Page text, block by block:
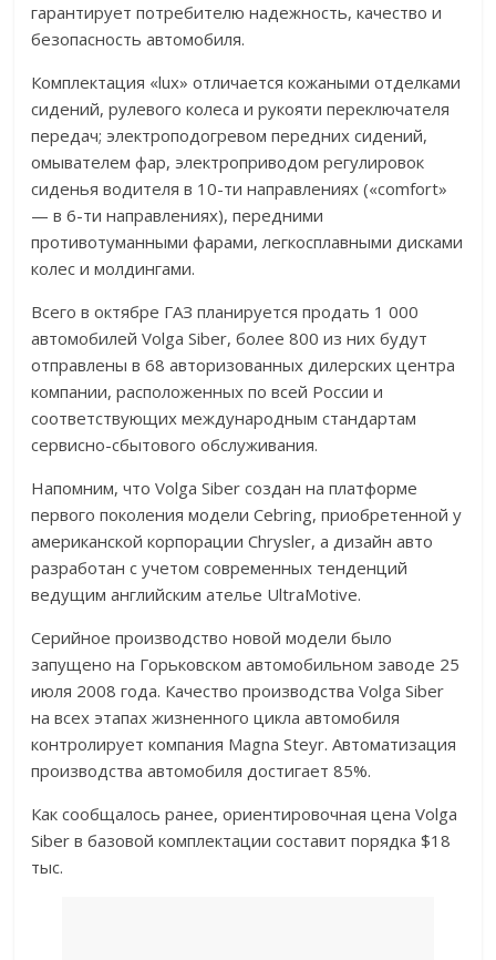
гарантирует потребителю надежность, качество и
безопасность автомобиля.
Комплектация «lux» отличается кожаными отделками
сидений, рулевого колеса и рукояти переключателя
передач; электроподогревом передних сидений,
омывателем фар, электроприводом регулировок
сиденья водителя в 10-ти направлениях («comfort»
— в 6-ти направлениях), передними
противотуманными фарами, легкосплавными дисками
колес и молдингами.
Всего в октябре ГАЗ планируется продать 1 000
автомобилей Volga Siber, более 800 из них будут
отправлены в 68 авторизованных дилерских центра
компании, расположенных по всей России и
соответствующих международным стандартам
сервисно-сбытового обслуживания.
Напомним, что Volga Siber создан на платформе
первого поколения модели Cebring, приобретенной у
американской корпорации Chrysler, а дизайн авто
разработан с учетом современных тенденций
ведущим английским ателье UltraMotive.
Серийное производство новой модели было
запущено на Горьковском автомобильном заводе 25
июля 2008 года. Качество производства Volga Siber
на всех этапах жизненного цикла автомобиля
контролирует компания Magna Steyr. Автоматизация
производства автомобиля достигает 85%.
Как сообщалось ранее, ориентировочная цена Volga
Siber в базовой комплектации составит порядка $18
тыс.